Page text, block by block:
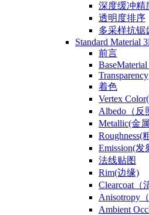
深度缓冲精
透明度排序
多采样抗锯
Standard Material
前言
Transparency
着色
Vertex
Albedo（反
Metallic(金
Roughness(
Emission(发
法线贴图
Rim(边缘)
Clearcoat（
Anisotropy
Ambient